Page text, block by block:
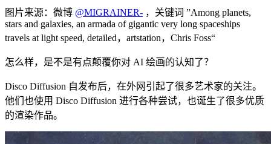
图片来源：微博 @MIGRAINER- ，关键词 ”Among planets,
stars and galaxies, an armada of gigantic very long spaceships
travels at light speed, detailed，artstation，Chris Foss“
怎么样，是不是有点颠覆你对 AI 绘画的认知了？
Disco Diffusion 自发布后，在外网引起了很多艺术家的关注。
他们也使用 Disco Diffusion 进行各种尝试，也诞生了很多优质
的渲染作品。